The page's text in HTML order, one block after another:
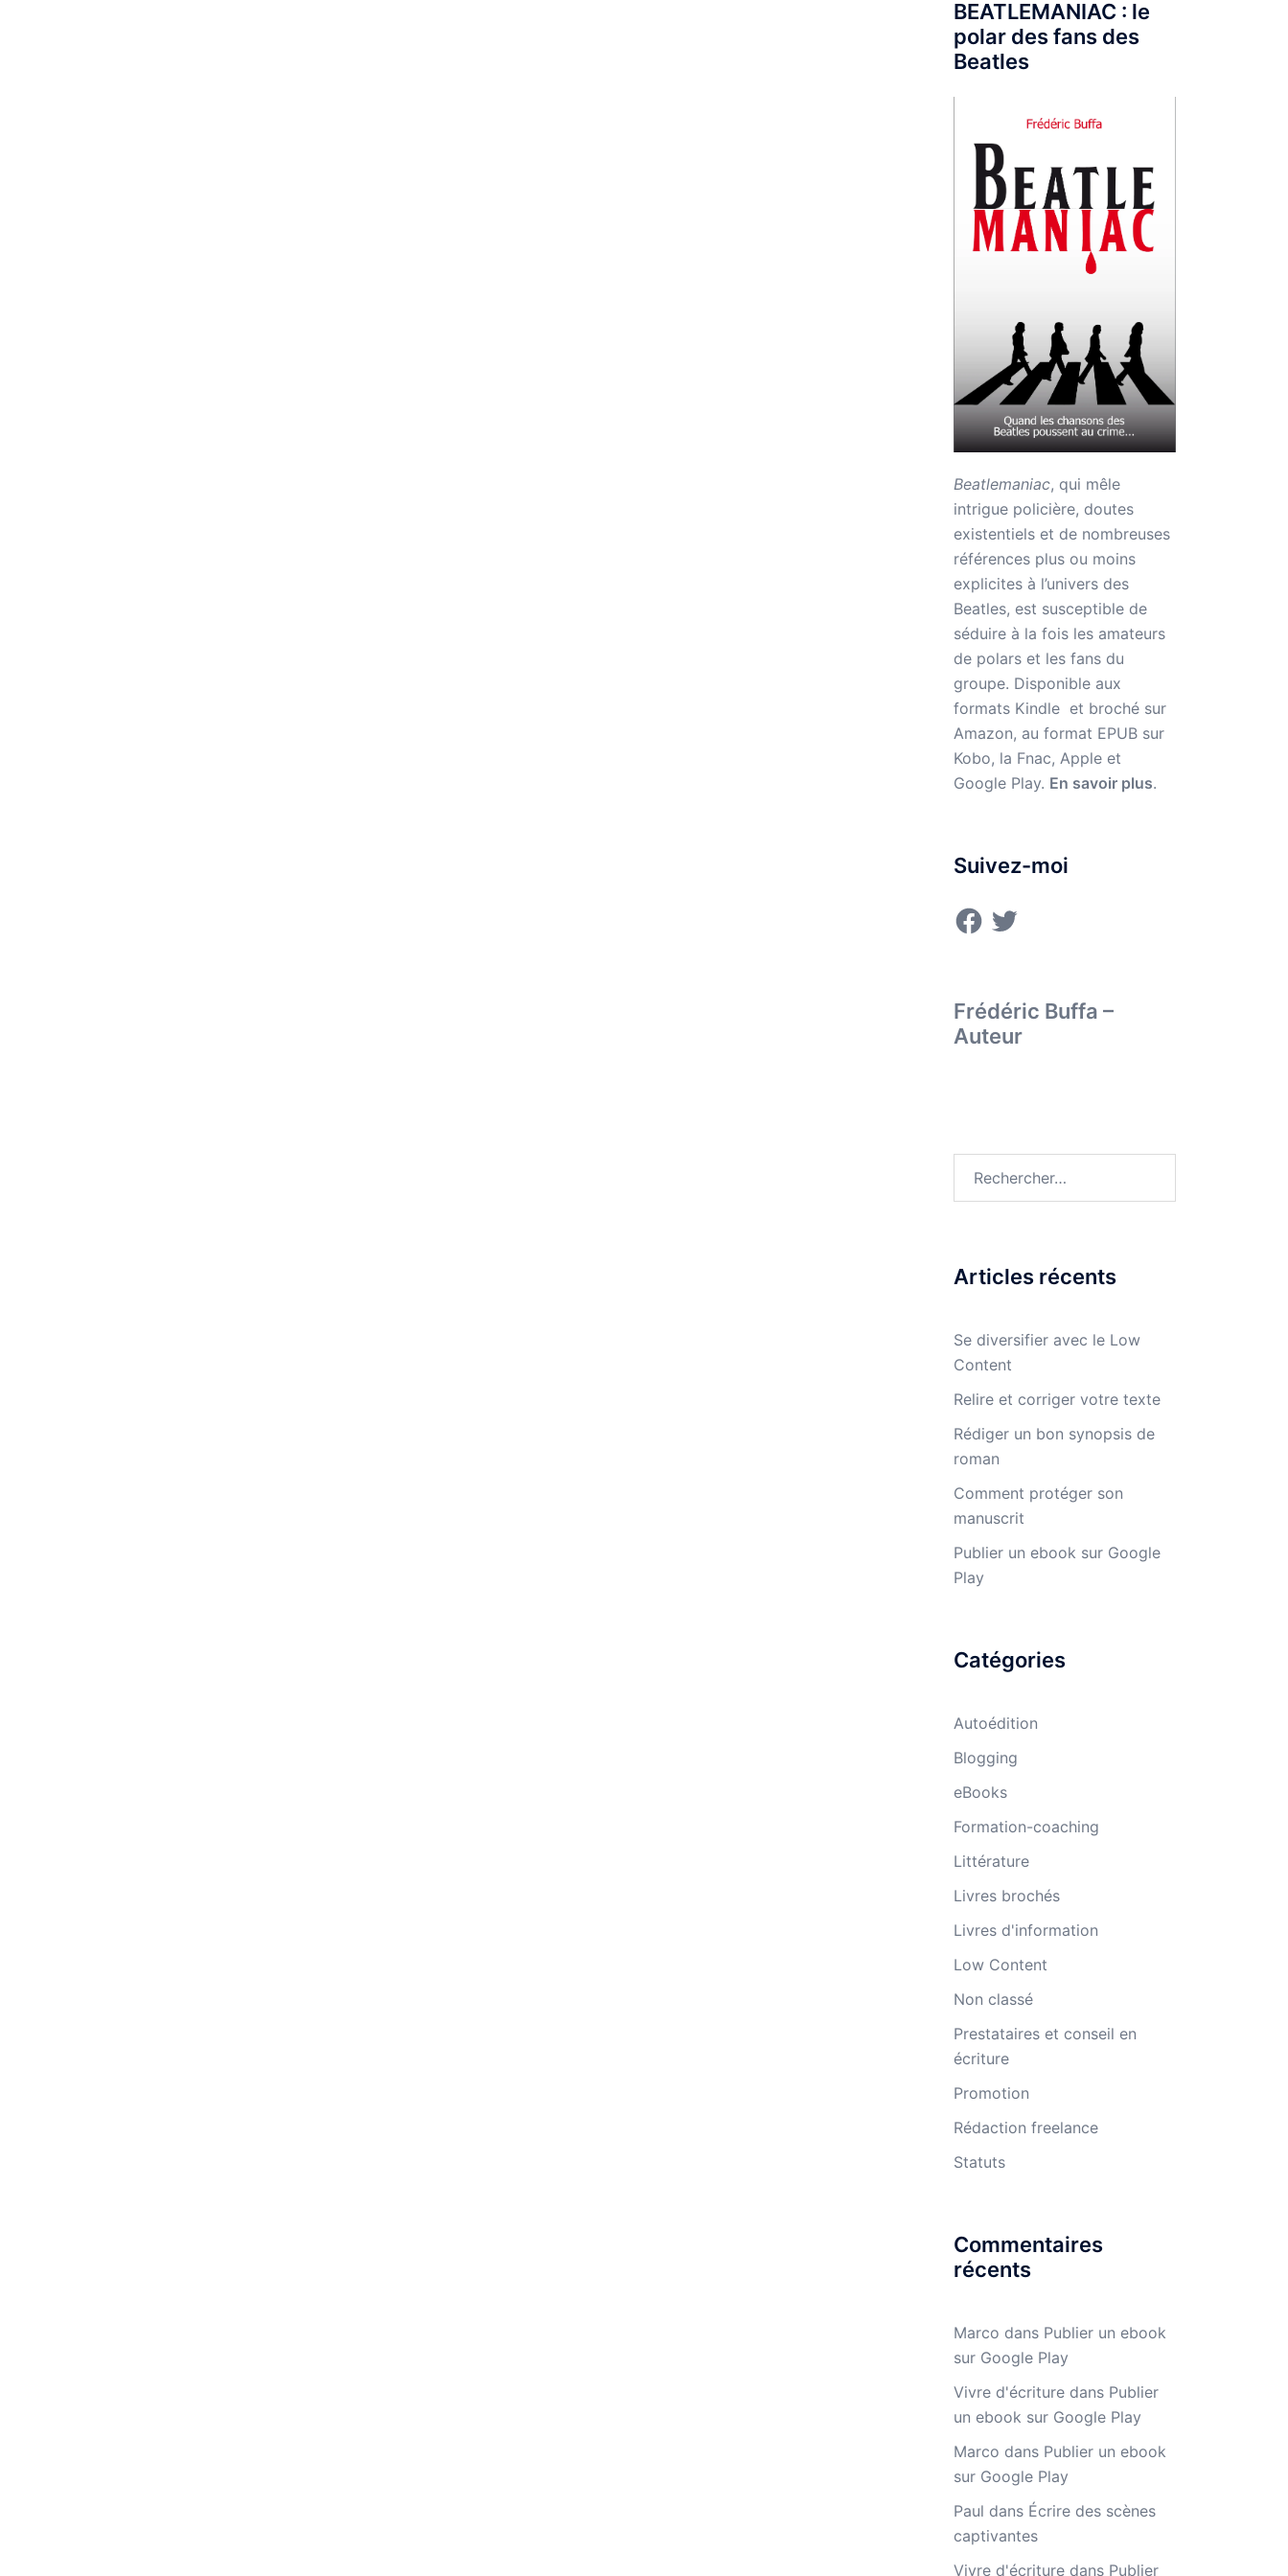
BEATLEMANIAC : le
polar des fans des
Beatles
Beatlemaniac, qui mêle
intrigue policière, doutes
existentiels et de nombreuses
références plus ou moins
explicites à l’univers des
Beatles, est susceptible de
séduire à la fois les amateurs
de polars et les fans du
groupe. Disponible aux
formats Kindle et broché sur
Amazon, au format EPUB sur
Kobo, la Fnac, Apple et
Google Play. En savoir plus.
Suivez-moi
Facebook
Twitter
Frédéric Buffa –
Auteur
Articles récents
Se diversifier avec le Low
Content
Relire et corriger votre texte
Rédiger un bon synopsis de
roman
Comment protéger son
manuscrit
Publier un ebook sur Google
Play
Catégories
Autoédition
Blogging
eBooks
Formation-coaching
Littérature
Livres brochés
Livres d'information
Low Content
Non classé
Prestataires et conseil en
écriture
Promotion
Rédaction freelance
Statuts
Commentaires
récents
Marco dans Publier un ebook
sur Google Play
Vivre d'écrituredans Publier
un ebook sur Google Play
Marco dans Publier un ebook
sur Google Play
Paul dans Écrire des scènes
captivantes
Vivre d'écrituredans Publier